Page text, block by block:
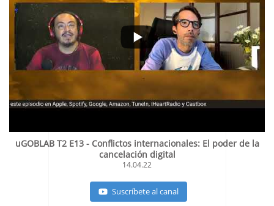
uGOBLAB T2 E13 - Conflictos internacionales: El poder de la
cancelación digital
14.04.22
Suscríbete al canal